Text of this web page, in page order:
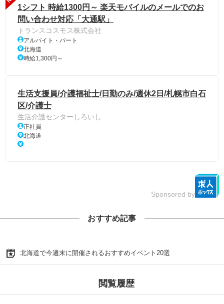
1シフト 時給1300円～ 楽天モバイルのメールでのお
問い合わせ対応「大通駅」
トランスコスモス株式会社
アルバイト・パート
北海道
時給1,300円～
生活支援員/介護福祉士/日勤のみ/週休2日/札幌市白石
区/介護士
生活介護センターしろいし
正社員
北海道
Sponsored by
おすすめ記事
北海道で今週末に開催されるおすすめイベント20選
閲覧履歴